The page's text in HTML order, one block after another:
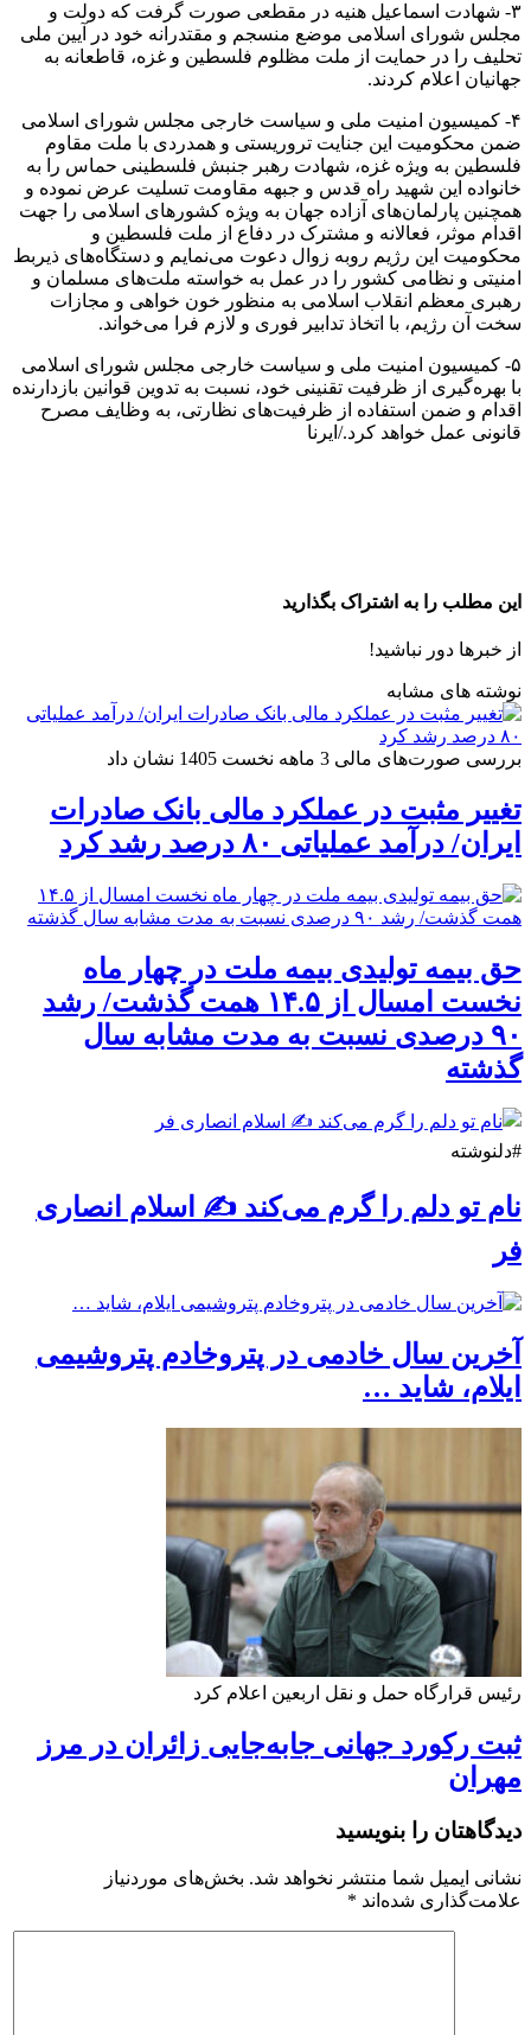
۳- شهادت اسماعیل هنیه در مقطعی صورت گرفت که دولت و
مجلس شورای اسلامی موضع منسجم و مقتدرانه خود در آیین ملی
تحلیف را در حمایت از ملت مظلوم فلسطین و غزه، قاطعانه به
جهانیان اعلام کردند.
۴- کمیسیون امنیت ملی و سیاست خارجی مجلس شورای اسلامی
ضمن محکومیت این جنایت تروریستی و همدردی با ملت مقاوم
فلسطین به ویژه غزه، شهادت رهبر جنبش فلسطینی حماس را به
خانواده این شهید راه قدس و جبهه مقاومت تسلیت عرض نموده و
همچنین پارلمان‌های آزاده جهان به ویژه کشورهای اسلامی را جهت
اقدام موثر، فعالانه و مشترک در دفاع از ملت فلسطین و
محکومیت این رژیم روبه زوال دعوت می‌نمایم و دستگاه‌های ذیربط
امنیتی و نظامی کشور را در عمل به خواسته ملت‌های مسلمان و
رهبری معظم انقلاب اسلامی به منظور خون خواهی و مجازات
سخت آن رژیم، با اتخاذ تدابیر فوری و لازم فرا می‌خواند.
۵- کمیسیون امنیت ملی و سیاست خارجی مجلس شورای اسلامی
با بهره‌گیری از ظرفیت تقنینی خود، نسبت به تدوین قوانین بازدارنده
اقدام و ضمن استفاده از ظرفیت‌های نظارتی، به وظایف مصرح
قانونی عمل خواهد کرد./ایرنا
این مطلب را به اشتراک بگذارید
از خبرها دور نباشید!
نوشته های مشابه
بررسی صورت‌های مالی 3 ماهه نخست 1405 نشان داد
تغییر مثبت در عملکرد مالی بانک صادرات
ایران/ درآمد عملیاتی ۸۰ درصد رشد کرد
حق بیمه تولیدی بیمه ملت در چهار ماه
نخست امسال از ۱۴.۵ همت گذشت/ رشد
۹۰ درصدی نسبت به مدت مشابه سال
گذشته
#دلنوشته
نام تو دلم را گرم می‌کند ✍️ اسلام انصاری
فر
آخرین سال خادمی در پتروخادم پتروشیمی
ایلام، شاید …
رئیس قرارگاه حمل و نقل اربعین اعلام کرد
ثبت رکورد جهانی جابه‌جایی زائران در مرز
مهران
دیدگاهتان را بنویسید
نشانی ایمیل شما منتشر نخواهد شد. بخش‌های موردنیاز
علامت‌گذاری شده‌اند *